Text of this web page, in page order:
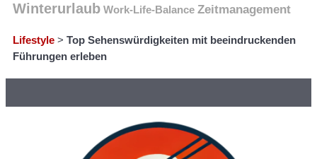
Winterurlaub Work-Life-Balance Zeitmanagement
Lifestyle > Top Sehenswürdigkeiten mit beeindruckenden
Führungen erleben